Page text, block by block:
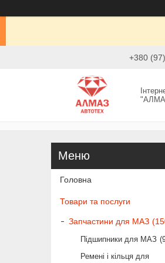
+380
Головна
Товари та послуги
Запчастини для МАЗ
Підшипники для МАЗ
Ремені і кільця для